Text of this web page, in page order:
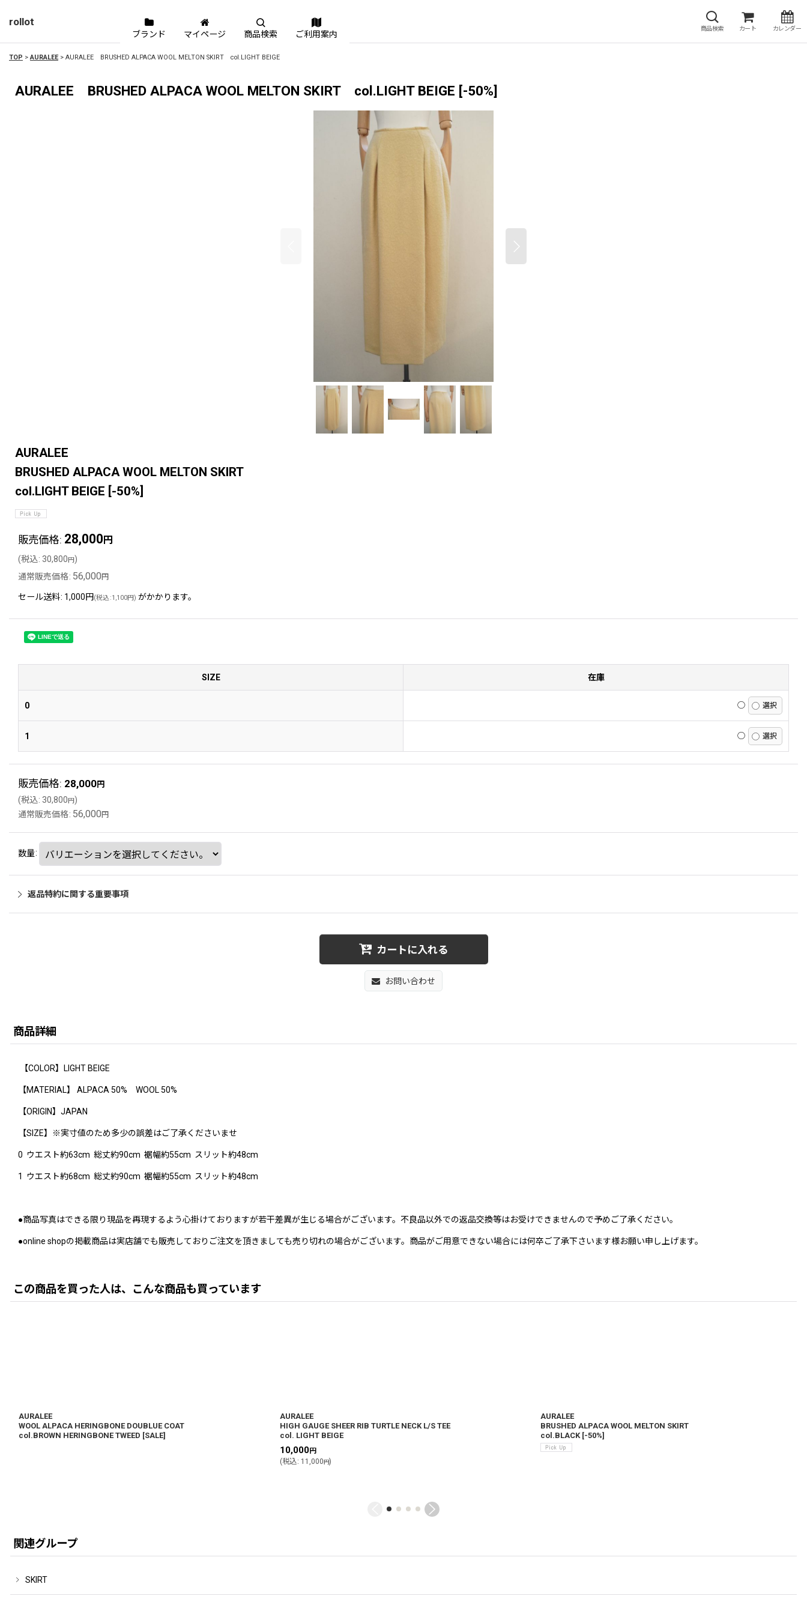
rollot
商品検索 カート カレンダー
ブランド マイページ 商品検索 ご利用案内
TOP > AURALEE > AURALEE BRUSHED ALPACA WOOL MELTON SKIRT col.LIGHT BEIGE
AURALEE BRUSHED ALPACA WOOL MELTON SKIRT col.LIGHT BEIGE [-50%]
AURALEE
BRUSHED ALPACA WOOL MELTON SKIRT
col.LIGHT BEIGE [-50%]
販売価格: 28,000 円
(税込: 30,800円)
通常販売価格: 56,000円
セール送料: 1,000円(税込 :1,100円) がかかります。
SIZE 在庫
0 ◯
1 ◯
販売価格: 28,000円
(税込: 30,800円)
通常販売価格: 56,000円
数量:
返品特約に関する重要事項
カートに入れる
お問い合わせ
商品詳細
【COLOR】LIGHT BEIGE
【MATERIAL】 ALPACA 50% WOOL 50%
【ORIGIN】JAPAN
【SIZE】※実寸値のため多少の誤差はご了承くださいませ
0 ウエスト約63cm 総丈約90cm 裾幅約55cm スリット約48cm
1 ウエスト約68cm 総丈約90cm 裾幅約55cm スリット約48cm
●商品写真はできる限り現品を再現するよう心掛けておりますが若干差異が生じる場合がございます。不良品以外での返品交換等はお受けできませんので予めご了承ください。
●online shopの掲載商品は実店舗でも販売しておりご注文を頂きましても売り切れの場合がございます。商品がご用意できない場合には何卒ご了承下さいます様お願い申し上げます。
この商品を買った人は、こんな商品も買っています
AURALEE
WOOL ALPACA HERINGBONE DOUBLUE COAT
col.BROWN HERINGBONE TWEED [SALE]
AURALEE
HIGH GAUGE SHEER RIB TURTLE NECK L/S TEE
col. LIGHT BEIGE
10,000円
(税込: 11,000円)
AURALEE
BRUSHED ALPACA WOOL MELTON SKIRT
col.BLACK [-50%]
関連グループ
SKIRT